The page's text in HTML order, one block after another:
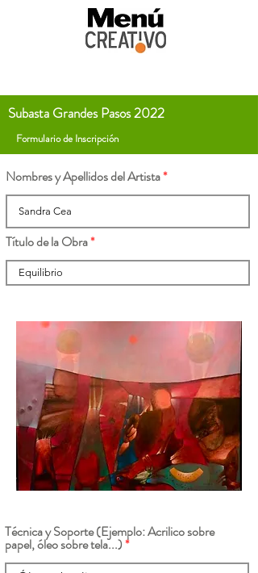
Subasta Grandes Pasos 2022
Formulario de Inscripción
Nombres y Apellidos del Artista
Título de la Obra
Técnica y Soporte (Ejemplo: Acrilico sobre
papel, óleo sobre tela...)